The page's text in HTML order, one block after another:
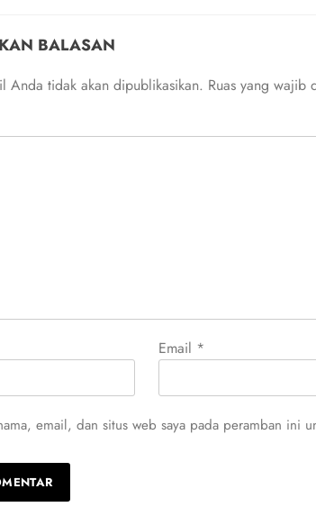
BALASAN
Anda tidak akan dipublikasikan. Ruas yang wajib
Email *
email, dan situs web saya pada peramban ini